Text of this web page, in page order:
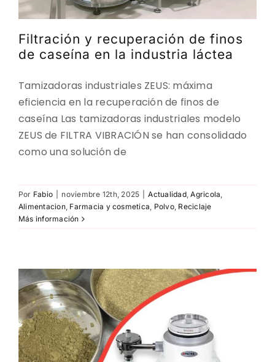
EMPRESA
CONTACTO
DESCARGAS
Filtración y recuperación de finos
de caseína en la industria láctea
Tamizadoras industriales ZEUS: máxima
eficiencia en la recuperación de finos de
caseína Las tamizadoras industriales modelo
ZEUS de FILTRA VIBRACIÓN se han consolidado
como una solución de
Por Fabio noviembre 12th, 2025 Actualidad,Agricola,
Alimentacion, Farmacia y cosmetica, Polvo, Reciclaje
Más información